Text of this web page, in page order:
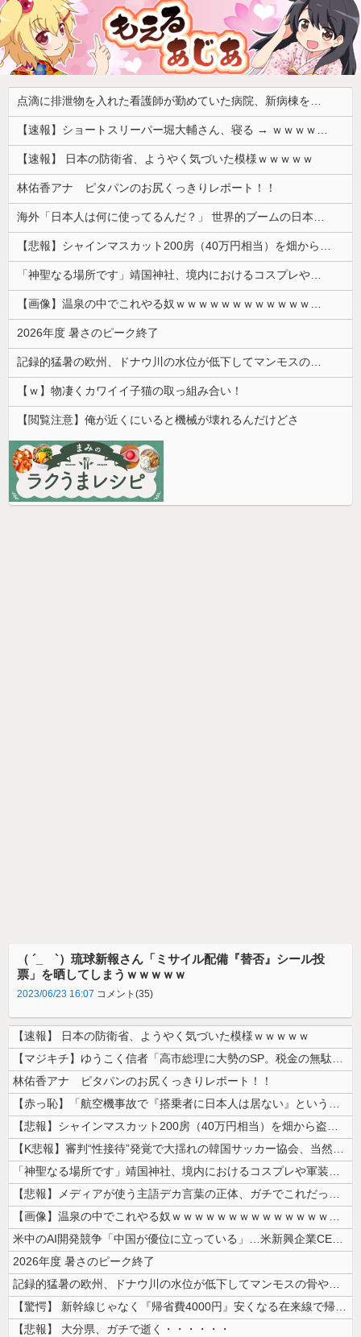
点滴に排泄物を入れた看護師が勤めていた病院、新病棟を建てたばかりなのに近隣住民の総スカンを食らった結果……
【速報】ショートスリーパー堀大輔さん、寝る → ｗｗｗｗｗｗｗｗｗｗｗｗｗｗｗｗ
【速報】 日本の防衛省、ようやく気づいた模様ｗｗｗｗｗ
林佑香アナ ピタパンのお尻くっきりレポート！！
海外「日本人は何に使ってるんだ？」 世界的ブームの日本の食品、買ってみたものの使い道が分からない外国人が続出
【悲報】シャインマスカット200房（40万円相当）を畑から盗んだ男を逮捕 ネットで販売していた模様
「神聖なる場所です」靖国神社、境内におけるコスプレや軍装の禁止を発表
【画像】温泉の中でこれやる奴ｗｗｗｗｗｗｗｗｗｗｗｗｗｗｗｗ
2026年度 暑さのピーク終了
記録的猛暑の欧州、ドナウ川の水位が低下してマンモスの骨や沈没したドイツ軍の戦艦が出現
【ｗ】物凄くカワイイ子猫の取っ組み合い！
【閲覧注意】俺が近くにいると機械が壊れるんだけどさ
（ ´_ゝ`）琉球新報さん「ミサイル配備『替否』シール投
票」を晒してしまうｗｗｗｗｗ
2023/06/23 16:07 コメント(35)
【速報】 日本の防衛省、ようやく気づいた模様ｗｗｗｗｗ
【マジキチ】ゆうこく信者「高市総理に大勢のSP。税金の無駄遣いです」→...
林佑香アナ ピタパンのお尻くっきりレポート！！
【赤っ恥】「航空機事故で『搭乗者に日本人は居ない』という発表は嫌い。人...
【悲報】シャインマスカット200房（40万円相当）を畑から盗んだ男を逮...
【K悲報】審判“性接待”発覚で大揺れの韓国サッカー協会、当然『あの大会...
「神聖なる場所です」靖国神社、境内におけるコスプレや軍装の禁止を発表
【悲報】メディアが使う主語デカ言葉の正体、ガチでこれだったｗｗｗｗ
【画像】温泉の中でこれやる奴ｗｗｗｗｗｗｗｗｗｗｗｗｗｗｗｗ
米中のAI開発競争「中国が優位に立っている」…米新興企業CEOが予測！
2026年度 暑さのピーク終了
記録的猛暑の欧州、ドナウ川の水位が低下してマンモスの骨や沈没したドイツ...
【驚愕】 新幹線じゃなく『帰省費4000円』安くなる在来線で帰省した結...
【悲報】 大分県、ガチで逝く・・・・・・